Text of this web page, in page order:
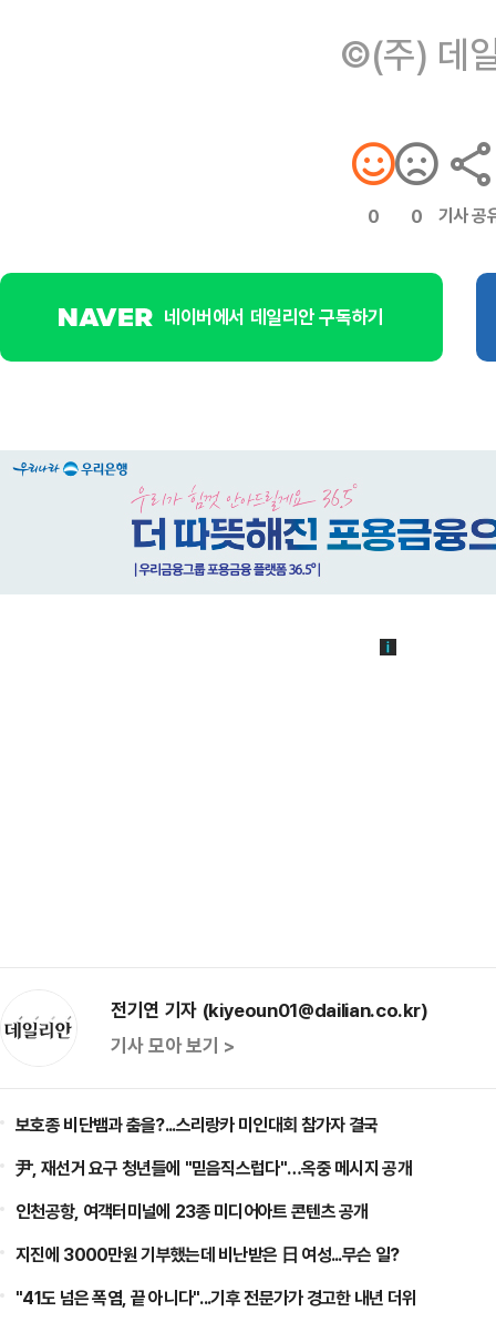
©(주) 데
0 0 기사 공
네이버에서 데일리안 구독하기
전기연 기자 (kiyeoun01@dailian.co.kr)
기사 모아 보기 >
보호종 비단뱀과 춤을?...스리랑카 미인대회 참가자 결국
尹, 재선거 요구 청년들에 "믿음직스럽다"…옥중 메시지 공개
인천공항, 여객터미널에 23종 미디어아트 콘텐츠 공개
지진에 3000만원 기부했는데 비난받은 日 여성...무슨 일?
"41도 넘은 폭염, 끝 아니다"...기후 전문가가 경고한 내년 더위